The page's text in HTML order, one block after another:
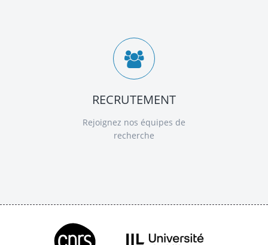
RECRUTEMENT
Rejoignez nos équipes de
recherche